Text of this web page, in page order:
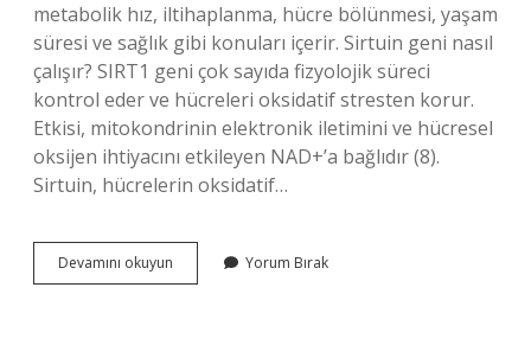
metabolik hız, iltihaplanma, hücre bölünmesi, yaşam
süresi ve sağlık gibi konuları içerir. Sirtuin geni nasıl
çalışır? SIRT1 geni çok sayıda fizyolojik süreci
kontrol eder ve hücreleri oksidatif stresten korur.
Etkisi, mitokondrinin elektronik iletimini ve hücresel
oksijen ihtiyacını etkileyen NAD+’a bağlıdır (8).
Sirtuin, hücrelerin oksidatif…
Devamını okuyun
Hangi
Yorum Bırak